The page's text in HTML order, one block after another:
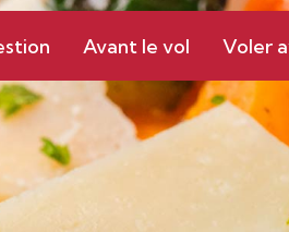
Avant le vol Voler